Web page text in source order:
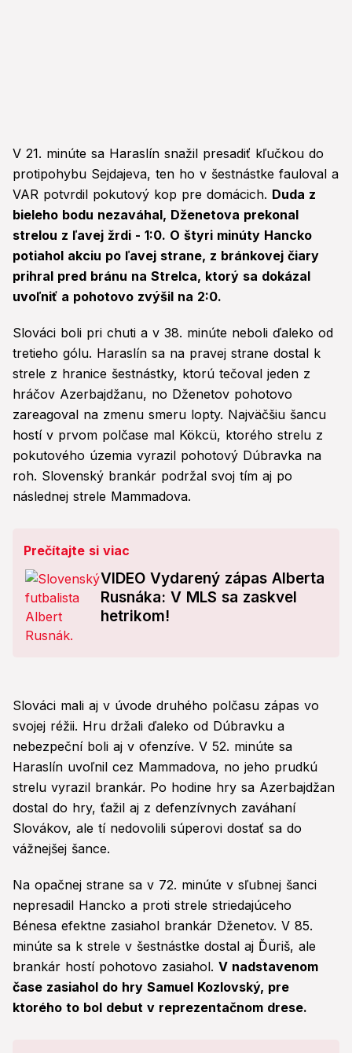
V 21. minúte sa Haraslín snažil presadiť kľučkou do
protipohybu Sejdajeva, ten ho v šestnástke fauloval a
VAR potvrdil pokutový kop pre domácich. Duda z
bieleho bodu nezaváhal, Dženetova prekonal
strelou z ľavej žrdi - 1:0. O štyri minúty Hancko
potiahol akciu po ľavej strane, z bránkovej čiary
prihral pred bránu na Strelca, ktorý sa dokázal
uvoľniť a pohotovo zvýšil na 2:0.
Slováci boli pri chuti a v 38. minúte neboli ďaleko od
tretieho gólu. Haraslín sa na pravej strane dostal k
strele z hranice šestnástky, ktorú tečoval jeden z
hráčov Azerbajdžanu, no Dženetov pohotovo
zareagoval na zmenu smeru lopty. Najväčšiu šancu
hostí v prvom polčase mal Kökcü, ktorého strelu z
pokutového územia vyrazil pohotový Dúbravka na
roh. Slovenský brankár podržal svoj tím aj po
následnej strele Mammadova.
Prečítajte si viac
VIDEO Vydarený zápas Alberta
Rusnáka: V MLS sa zaskvel
hetrikom!
Slováci mali aj v úvode druhého polčasu zápas vo
svojej réžii. Hru držali ďaleko od Dúbravku a
nebezpeční boli aj v ofenzíve. V 52. minúte sa
Haraslín uvoľnil cez Mammadova, no jeho prudkú
strelu vyrazil brankár. Po hodine hry sa Azerbajdžan
dostal do hry, ťažil aj z defenzívnych zaváhaní
Slovákov, ale tí nedovolili súperovi dostať sa do
vážnejšej šance.
Na opačnej strane sa v 72. minúte v sľubnej šanci
nepresadil Hancko a proti strele striedajúceho
Bénesa efektne zasiahol brankár Dženetov. V 85.
minúte sa k strele v šestnástke dostal aj Ďuriš, ale
brankár hostí pohotovo zasiahol. V nadstavenom
čase zasiahol do hry Samuel Kozlovský, pre
ktorého to bol debut v reprezentačnom drese.